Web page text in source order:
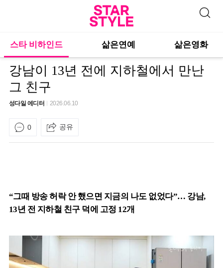
스타 비하인드 삶은연예 삶은영화
강남이 13년 전에 지하철에서 만난
그 친구
성다일 에디터 2026.06.10
0 공유
“그때 방송 허락 안 했으면 지금의 나도 없었다”… 강남,
13년 전 지하철 친구 덕에 고정 12개